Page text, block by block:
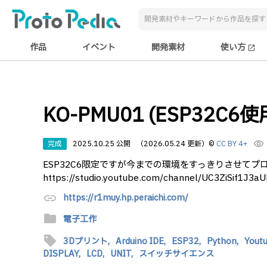
作品 イベント 開発素材 使い方 open_in_new
KO-PMU01 (ESP32C6
完成 2025.10.25 公開 （2026.05.24 更新） © CC BY 4+ visibility
ESP32C6限定ですが今までの環境をすっきりさせてプ
https://studio.youtube.com/channel/
link https://r1muy.hp.peraichi.com/
folder 電子工作
sell 3Dプリント, Arduino IDE, ESP32, Python,
DISPLAY, LCD, UNIT, スイッチサイエンス